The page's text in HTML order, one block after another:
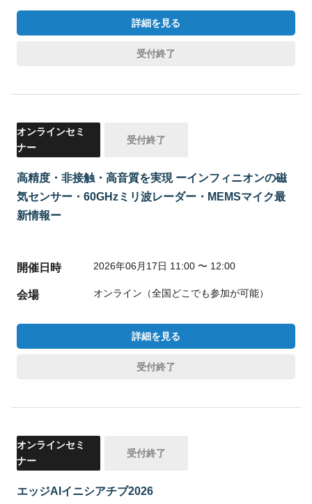
詳細を見る
受付終了
オンラインセミ
ナー
受付終了
高精度・非接触・高音質を実現 ーインフィニオンの磁
気センサー・60GHzミリ波レーダー・MEMSマイク最
新情報ー
開催日時 2026年06月17日 11:00 〜 12:00
会場 オンライン（全国どこでも参加が可能）
詳細を見る
受付終了
オンラインセミ
ナー
受付終了
エッジAIイニシアチブ2026